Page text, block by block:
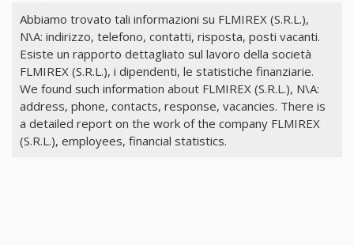
Abbiamo trovato tali informazioni su FLMIREX (S.R.L.),
N\A: indirizzo, telefono, contatti, risposta, posti vacanti.
Esiste un rapporto dettagliato sul lavoro della società
FLMIREX (S.R.L.), i dipendenti, le statistiche finanziarie.
We found such information about FLMIREX (S.R.L.), N\A:
address, phone, contacts, response, vacancies. There is
a detailed report on the work of the company FLMIREX
(S.R.L.), employees, financial statistics.